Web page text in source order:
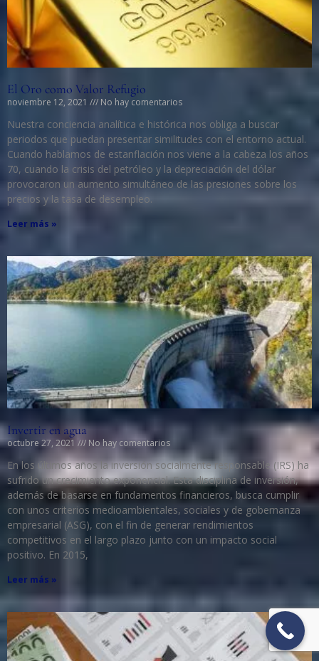
El Oro como Valor Refugio
noviembre 12, 2021 No hay comentarios
Nuestra conciencia analítica e histórica nos obliga a buscar
periodos que puedan presentar similitudes con el entorno actual.
Cuando hablamos de estanflación nos viene a la cabeza los años
70, cuando la crisis del petróleo y la depreciación del dólar
provocaron un aumento simultáneo de las presiones sobre los
precios y la tasa de desempleo.
Leer más »
Invertir en agua
octubre 27, 2021 No hay comentarios
En los últimos años la inversión socialmente responsable (IRS) ha
sufrido un crecimiento exponencial. Esta disciplina de inversión,
además de basarse en fundamentos financieros, busca cumplir
con unos criterios medioambientales, sociales y de gobernanza
empresarial (ASG), con el fin de generar rendimientos
competitivos en el largo plazo junto con un impacto social
positivo. En 2015,
Leer más »